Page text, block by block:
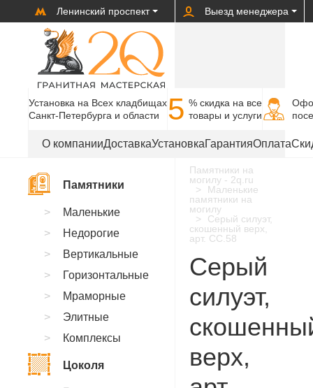
Ленинский проспект Выезд менеджера
Установка на Всех кладбищах
Санкт-Петербурга и области
5 % cкидка на все
товары и услуги
О компанииДоставкаУстановкаГарантияОплата
Памятники на
могилу - 2q.ru
Маленькие
памятники на
могилу
Серый силуэт,
скошенный верх,
арт. CC.58
Серый
силуэт,
верх,
Памятники
Маленькие
Недорогие
Вертикальные
Горизонтальные
Мраморные
Элитные
Комплексы
Цоколя